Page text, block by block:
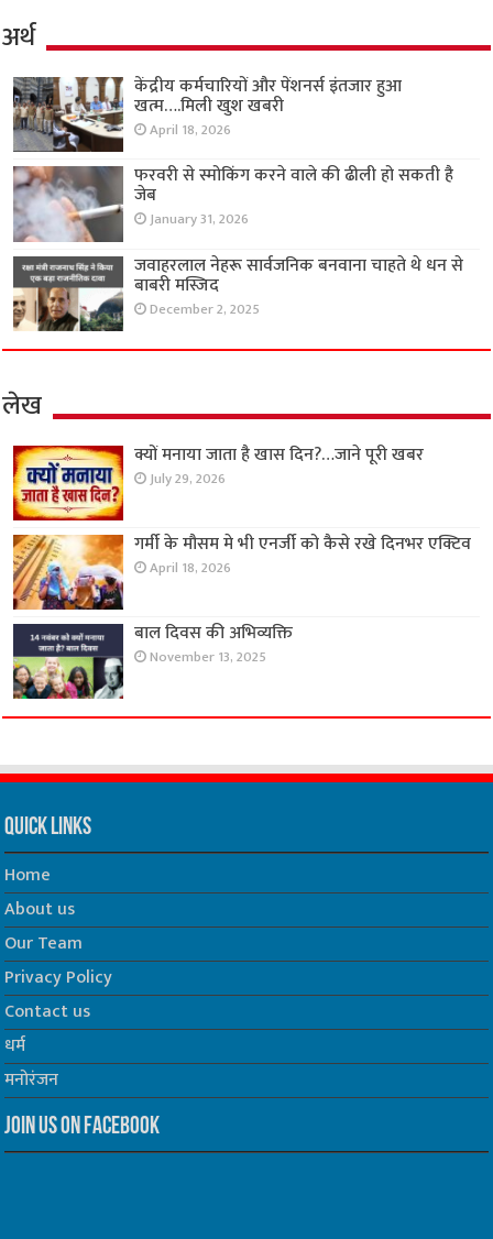
अर्थ
केंद्रीय कर्मचारियों और पेंशनर्स इंतजार हुआ
खत्म….मिली खुश खबरी
April 18, 2026
फरवरी से स्मोकिंग करने वाले की ढीली हो सकती है
जेब
January 31, 2026
जवाहरलाल नेहरू सार्वजनिक बनवाना चाहते थे धन से
बाबरी मस्जिद
December 2, 2025
लेख
क्यों मनाया जाता है खास दिन?…जाने पूरी खबर
July 29, 2026
गर्मी के मौसम मे भी एनर्जी को कैसे रखे दिनभर एक्टिव
April 18, 2026
बाल दिवस की अभिव्यक्ति
November 13, 2025
Quick Links
Home
About us
Our Team
Privacy Policy
Contact us
धर्म
मनोरंजन
Join us on Facebook